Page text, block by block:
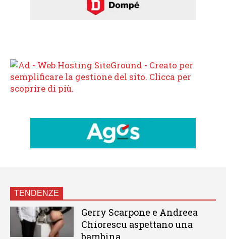
TENDENZE
Gerry Scarpone e Andreea
Chiorescu aspettano una
bambina